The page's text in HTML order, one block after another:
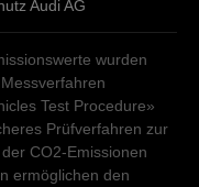
Audi AG
wurden
Test Procedure»
Prüfverfahren zur
CO2-Emissionen
ermöglichen den